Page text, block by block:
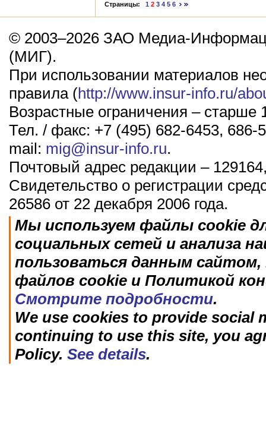
Страницы: 1 2 3 4 5 6
© 2003–2026 ЗАО Медиа-
(МИГ).
При использовании материалов
правила (http://www.insur-info.ru/
Возрастные ограничения – старше
Тел. / факс: +7 (495) 682-6453, 686-
mail: mig@insur-info.ru.
Почтовый адрес редакции –
Свидетельство о регистрации
26586 от 22 декабря 2006 года.
Мы используем файлы cookie
социальных сетей и анализа
пользоваться данным
файлов cookie и Политикой
Смотрите подробности.
We use cookies to provide social
continuing to use this site, you
Policy. See details.